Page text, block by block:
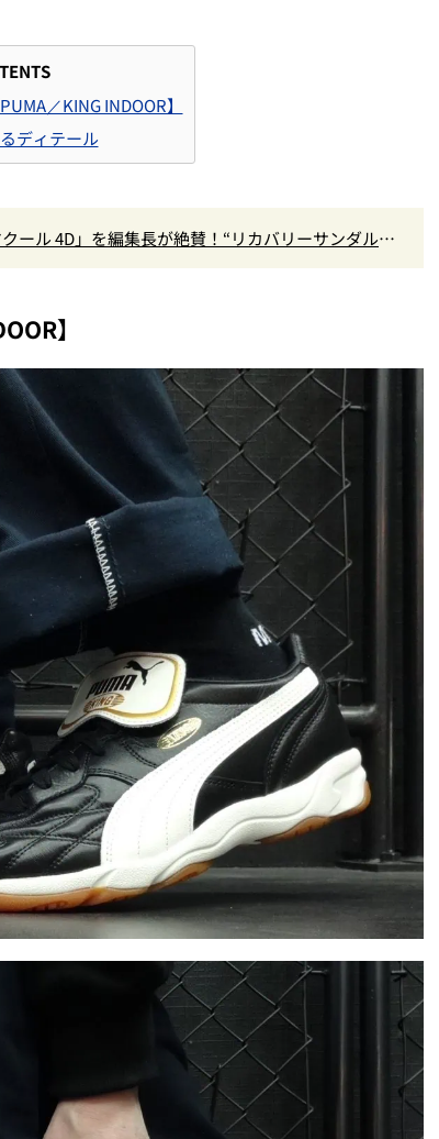
／KING INDOOR】
ディテール
ール 4D」を編集長が絶賛！“リカバリーサンダル級
】